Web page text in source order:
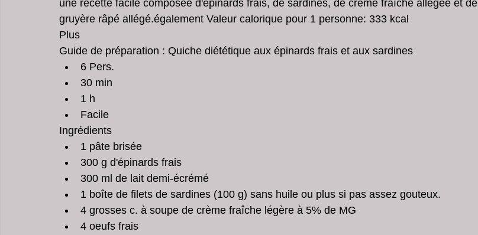
une recette facile composée d'épinards frais, de sardines, de crème fraîche allégée et de
gruyère râpé allégé.également Valeur calorique pour 1 personne: 333 kcal
Plus
Guide de préparation : Quiche diététique aux épinards frais et aux sardines
6 Pers.
30 min
1 h
Facile
Ingrédients
1 pâte brisée
300 g d'épinards frais
300 ml de lait demi-écrémé
1 boîte de filets de sardines (100 g) sans huile ou plus si pas assez gouteux.
4 grosses c. à soupe de crème fraîche légère à 5% de MG
4 oeufs frais